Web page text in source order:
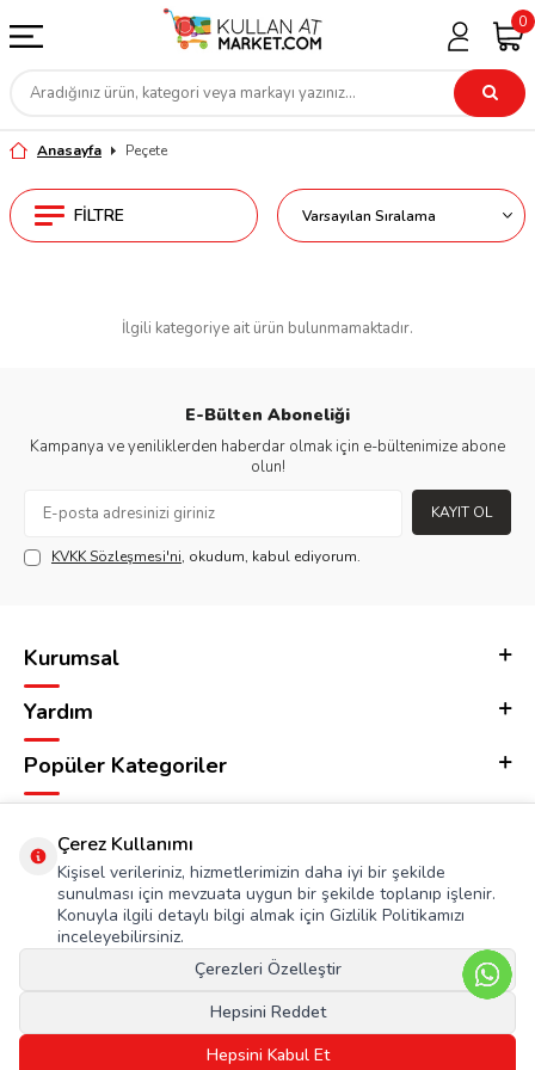
0
Anasayfa Peçete
FILTRE
İlgili kategoriye ait ürün bulunmamaktadır.
E-Bülten Aboneliği
Kampanya ve yeniliklerden haberdar olmak için e-bültenimize abone
olun!
KAYIT OL
KVKK Sözleşmesi'ni, okudum, kabul ediyorum.
Kurumsal
Yardım
Popüler Kategoriler
Çerez Kullanımı
Kişisel verileriniz, hizmetlerimizin daha iyi bir şekilde
sunulması için mevzuata uygun bir şekilde toplanıp işlenir.
Konuyla ilgili detaylı bilgi almak için Gizlilik Politikamızı
inceleyebilirsiniz.
Çerezleri Özelleştir
Hepsini Reddet
Hepsini Kabul Et